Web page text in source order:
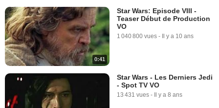
0:41
Star Wars: Episode VIII -
Teaser Début de Production
VO
1 040 800 vues - Il y a 10 ans
Star Wars - Les Derniers Jedi
- Spot TV VO
13 431 vues - Il y a 8 ans